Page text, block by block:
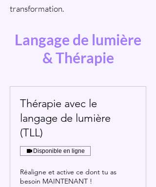
transformation.
Langage de lumière
& Thérapie
Thérapie avec le
langage de lumière
(TLL)
Disponible en ligne
Réaligne et active ce dont tu as
besoin MAINTENANT !